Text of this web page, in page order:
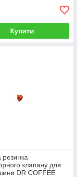
Купити
резинка
клапану для
DR COFFEE